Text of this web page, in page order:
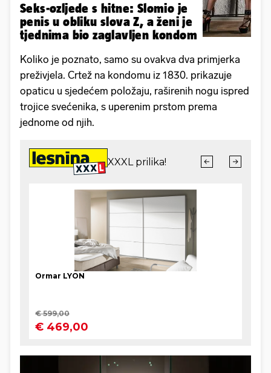
Seks-ozljede s hitne: Slomio je
penis u obliku slova Z, a ženi je
tjednima bio zaglavljen kondom
Koliko je poznato, samo su ovakva dva primjerka
preživjela. Crtež na kondomu iz 1830. prikazuje
opaticu u sjedećem položaju, raširenih nogu ispred
trojice svećenika, s uperenim prstom prema
jednome od njih.